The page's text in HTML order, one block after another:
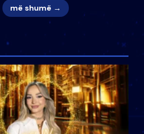
më shumë →